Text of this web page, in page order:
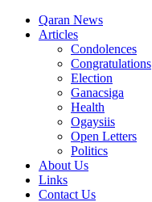
Qaran News
Articles
Condolences
Congratulations
Election
Ganacsiga
Health
Ogaysiis
Open Letters
Politics
About Us
Links
Contact Us